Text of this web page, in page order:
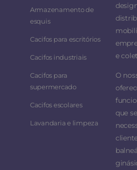
Armazenamento de
esquis
Cacifos para escritórios
Cacifos industriais
Cacifos para
supermercado
Cacifos escolares
Lavandaria e limpeza
e
O
que